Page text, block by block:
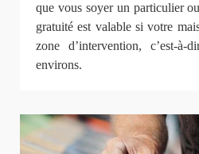
que vous soyer un particulier
gratuité est valable si votre
zone d’intervention, c’est-
environs.